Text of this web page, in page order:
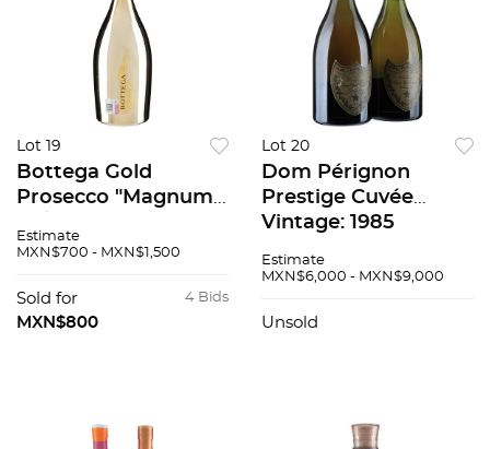
Lot 19
Bottega Gold
Prosecco "Magnum"
91 / 100 1500 ml
Estimate
MXN$700 - MXN$1,500
4 Bids
Sold for
MXN$800
Lot 20
Dom Pérignon
Prestige Cuvée
Vintage: 1985
Piezas: 2 95 / 100
Estimate
MXN$6,000 - MXN$9,000
Unsold